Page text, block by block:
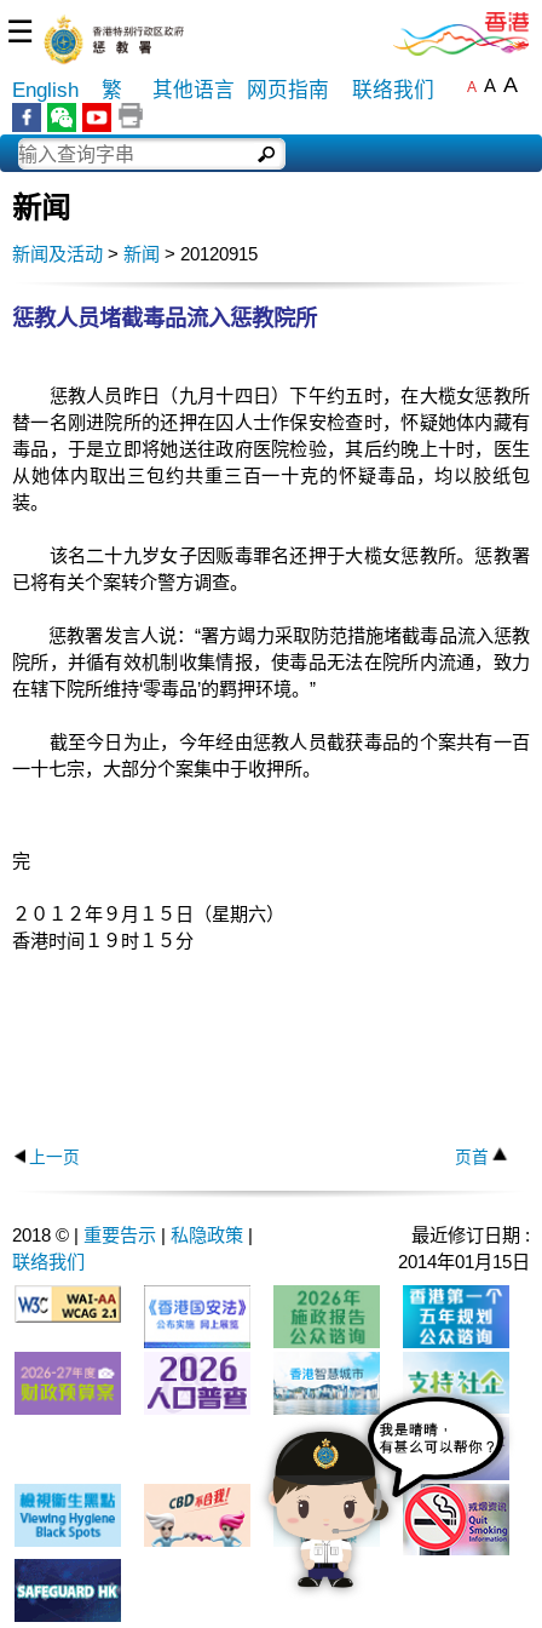
☰
English 繁 其他语言 网页指南 联络我们 A A A
新闻
新闻及活动 > 新闻 > 20120915
惩教人员堵截毒品流入惩教院所
惩教人员昨日（九月十四日）下午约五时，在大榄女惩教所
替一名刚进院所的还押在囚人士作保安检查时，怀疑她体内藏有
毒品，于是立即将她送往政府医院检验，其后约晚上十时，医生
从她体内取出三包约共重三百一十克的怀疑毒品，均以胶纸包
装。
该名二十九岁女子因贩毒罪名还押于大榄女惩教所。惩教署
已将有关个案转介警方调查。
惩教署发言人说：“署方竭力采取防范措施堵截毒品流入惩教
院所，并循有效机制收集情报，使毒品无法在院所内流通，致力
在辖下院所维持‘零毒品’的羁押环境。”
截至今日为止，今年经由惩教人员截获毒品的个案共有一百
一十七宗，大部分个案集中于收押所。
完
２０１２年９月１５日（星期六）
香港时间１９时１５分
上一页 页首
2018 © | 重要告示 | 私隐政策 |
联络我们
最近修订日期 :
2014年01月15日